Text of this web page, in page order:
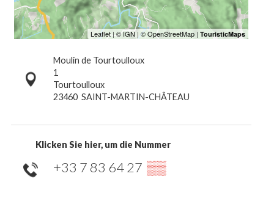
Moulin de Tourtoulloux
1
Tourtoulloux
23460 SAINT-MARTIN-CHÂTEAU
Klicken Sie hier, um die Nummer
+33 7 83 64 27 ▒▒